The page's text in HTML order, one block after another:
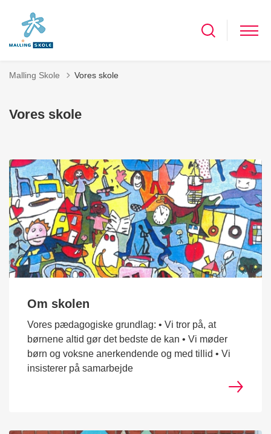
Malling Skole Vores skole
Vores skole
Om skolen
Vores pædagogiske grundlag: • Vi tror på, at
børnene altid gør det bedste de kan • Vi møder
børn og voksne anerkendende og med tillid • Vi
insisterer på samarbejde